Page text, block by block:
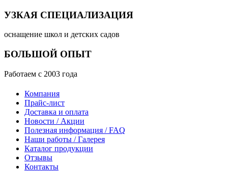
УЗКАЯ СПЕЦИАЛИЗАЦИЯ
оснащение школ и детских садов
БОЛЬШОЙ ОПЫТ
Работаем с 2003 года
Компания
Прайс-лист
Доставка и оплата
Новости / Акции
Полезная информация / FAQ
Наши работы / Галерея
Каталог продукции
Отзывы
Контакты